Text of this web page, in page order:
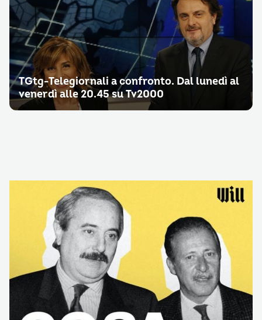
TGtg-Telegiornali a confronto. Dal lunedì al
venerdì alle 20.45 su Tv2000